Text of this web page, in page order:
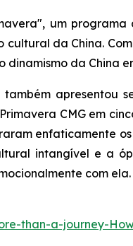
um
cultural da China.
da China
CMG em
enfaticamente
intangível e a
com ela.
than-a-journey-